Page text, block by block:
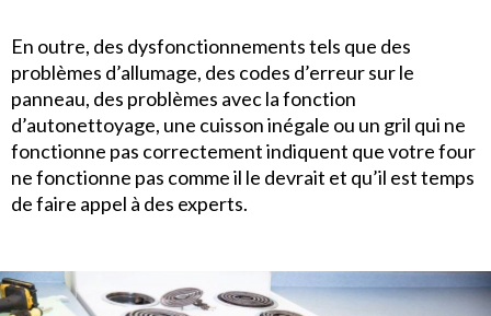
En outre, des dysfonctionnements tels que des
problèmes d’allumage, des codes d’erreur sur le
panneau, des problèmes avec la fonction
d’autonettoyage, une cuisson inégale ou un gril qui ne
fonctionne pas correctement indiquent que votre four
ne fonctionne pas comme il le devrait et qu’il est temps
de faire appel à des experts.